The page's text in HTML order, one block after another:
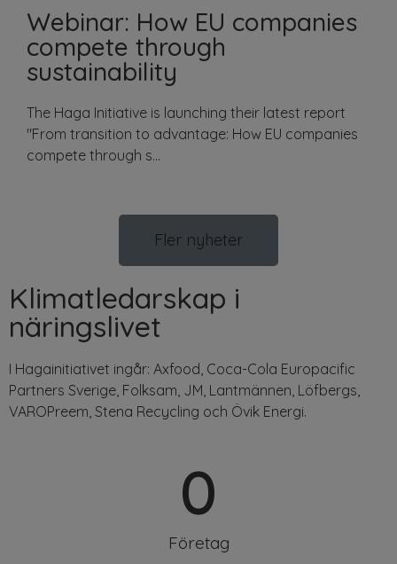
Webinar: How EU companies
compete through
sustainability
The Haga Initiative is launching their latest report
"From transition to advantage: How EU companies
compete through s...
Fler nyheter
Klimatledarskap i
näringslivet
I Hagainitiativet ingår: Axfood , Coca-Cola Europacific
Partners Sverige, Folksam , JM, Lantmännen Löfbergs
VAROPreem, Stena Recycling och Övik Energi.
Företag
0